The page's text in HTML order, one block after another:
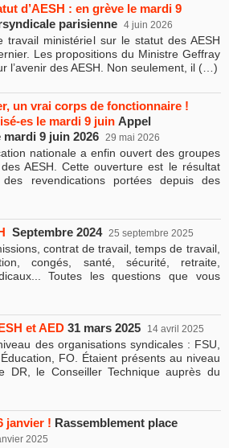
d’AESH : en grève le mardi 9
parisienne 4 juin 2026
travail ministériel sur le statut des AESH
Les propositions du Ministre Geffray
l’avenir des AESH. Non seulement, il (…)
un vrai corps de fonctionnaire !
es le mardi 9 juin Appel
9 juin 2026 29 mai 2026
nationale a enfin ouvert des groupes
AESH. Cette ouverture est le résultat
revendications portées depuis des
Septembre 2024 25 septembre 2025
contrat de travail, temps de travail,
congés, santé, sécurité, retraite,
Toutes les questions que vous
et AED 31 mars 2025 14 avril 2025
des organisations syndicales : FSU,
FO. Étaient présents au niveau
DR, le Conseiller Technique auprès du
janvier ! Rassemblement place
2025